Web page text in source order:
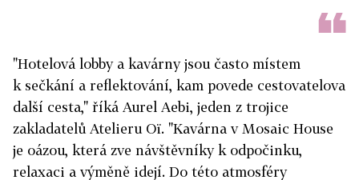
"Hotelová lobby a kavárny jsou často místem
k sečkání a reflektování, kam povede cestovatelova
další cesta," říká Aurel Aebi, jeden z trojice
zakladatelů Atelieru Oï. "Kavárna v Mosaic House
je oázou, která zve návštěvníky k odpočinku,
relaxaci a výměně idejí. Do této atmosféry